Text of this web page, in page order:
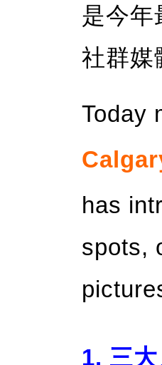
是今年
社群媒
Today
has
spots,
1. 三